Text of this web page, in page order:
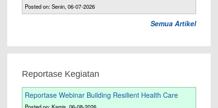
Posted on: Senin, 06-07-2026
Semua Artikel
Reportase Kegiatan
Reportase Webinar Building Resilient Health Care